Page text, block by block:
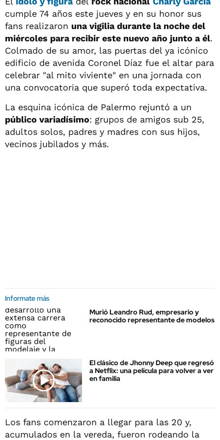
cumple 74 años este jueves y en su honor sus
fans realizaron una vigilia durante la noche del
miércoles para recibir este nuevo año junto a él.
Colmado de su amor, las puertas del ya icónico
edificio de avenida Coronel Díaz fue el altar para
celebrar "al mito viviente" en una jornada con
una convocatoria que superó toda expectativa.
La esquina icónica de Palermo rejuntó a un
público variadísimo: grupos de amigos sub 25,
adultos solos, padres y madres con sus hijos,
vecinos jubilados y más.
Informate más
Murió Leandro Rud, empresario y
reconocido representante de modelos
El clásico de Jhonny Deep que regresó
a Netflix: una película para volver a ver
en familia
Los fans comenzaron a llegar para las 20 y,
acumulados en la vereda, fueron rodeando la